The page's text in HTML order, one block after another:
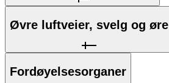
Øvre luftveier, svelg og øre
Fordøyelsesorganer